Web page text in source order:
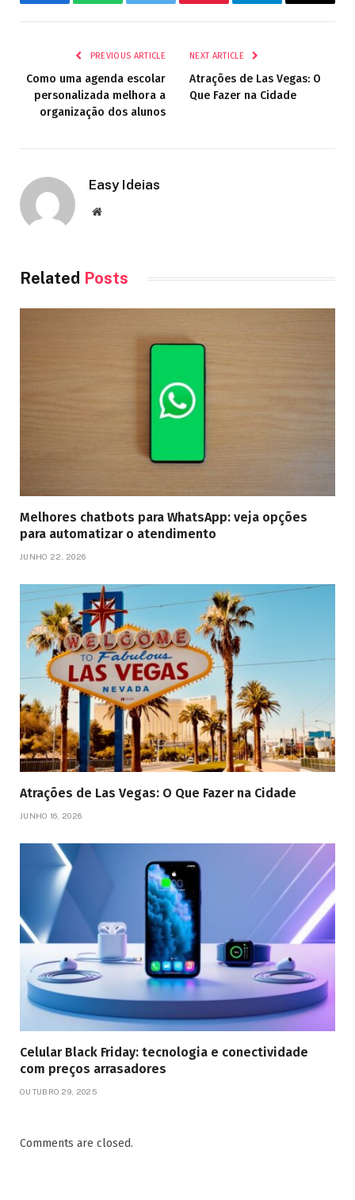
FacebookWhatsAppTwitter Pinterest TelegramCopy
PREVIOUS ARTICLE
Como uma agenda escolar
personalizada melhora a
organização dos alunos
NEXT ARTICLE
Atrações de Las Vegas: O
Que Fazer na Cidade
Easy Ideias
Website
Related Posts
Melhores chatbots para WhatsApp: veja opções
para automatizar o atendimento
JUNHO 22, 2026
Atrações de Las Vegas: O Que Fazer na Cidade
JUNHO 16, 2026
Celular Black Friday: tecnologia e conectividade
com preços arrasadores
OUTUBRO 29, 2025
Comments are closed.